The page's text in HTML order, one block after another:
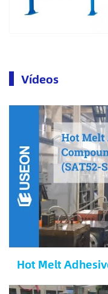
Vídeos
Hot Melt